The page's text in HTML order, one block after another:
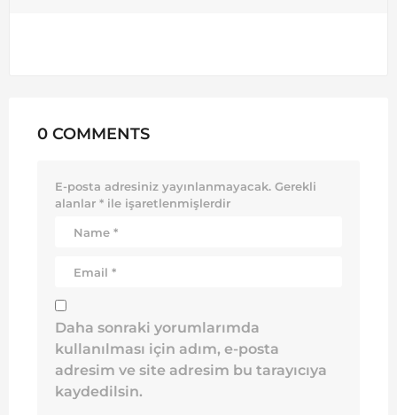
0 COMMENTS
E-posta adresiniz yayınlanmayacak. Gerekli
alanlar * ile işaretlenmişlerdir
Daha sonraki yorumlarımda
kullanılması için adım, e-posta
adresim ve site adresim bu tarayıcıya
kaydedilsin.